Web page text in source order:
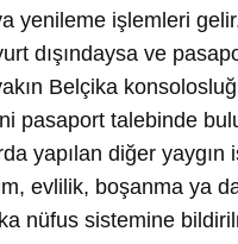
yenileme işlemleri
dışındaysa ve
Belçika
pasaport talebinde
yapılan diğer yaygın
evlilik, boşanma ya
nüfus sistemine